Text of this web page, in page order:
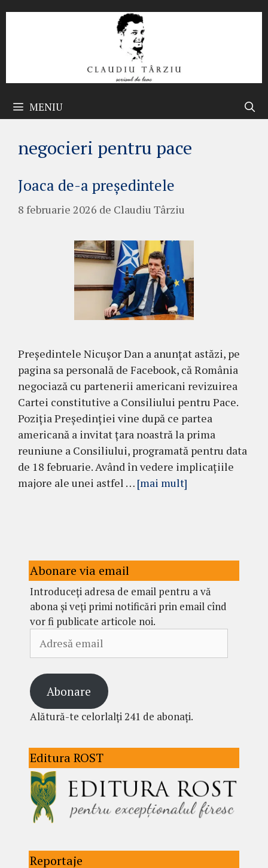
MENIU
negocieri pentru pace
Joaca de-a președintele
8 februarie 2026 de Claudiu Târziu
Președintele Nicușor Dan a anunțat astăzi, pe
pagina sa personală de Facebook, că România
negociază cu partenerii americani revizuirea
Cartei constitutive a Consiliului pentru Pace.
Poziția Președinției vine după ce partea
americană a invitat țara noastră la prima
reuniune a Consiliului, programată pentru data
de 18 februarie. Având în vedere implicațiile
majore ale unei astfel … [mai mult]
Abonare via email
Introduceți adresa de email pentru a vă
abona și veți primi notificări prin email cînd
vor fi publicate articole noi.
email
Abonare
Alătură-te celorlalți 241 de abonați.
Editura ROST
Reportaje